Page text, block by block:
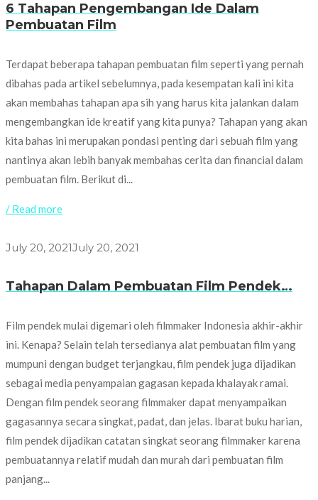
6 Tahapan Pengembangan Ide Dalam
Pembuatan Film
Terdapat beberapa tahapan pembuatan film seperti yang pernah
dibahas pada artikel sebelumnya, pada kesempatan kali ini kita
akan membahas tahapan apa sih yang harus kita jalankan dalam
mengembangkan ide kreatif yang kita punya? Tahapan yang akan
kita bahas ini merupakan pondasi penting dari sebuah film yang
nantinya akan lebih banyak membahas cerita dan financial dalam
pembuatan film. Berikut di...
/ Read more
July 20, 2021July 20, 2021
Tahapan Dalam Pembuatan Film Pendek…
Film pendek mulai digemari oleh filmmaker Indonesia akhir-akhir
ini. Kenapa? Selain telah tersedianya alat pembuatan film yang
mumpuni dengan budget terjangkau, film pendek juga dijadikan
sebagai media penyampaian gagasan kepada khalayak ramai.
Dengan film pendek seorang filmmaker dapat menyampaikan
gagasannya secara singkat, padat, dan jelas. Ibarat buku harian,
film pendek dijadikan catatan singkat seorang filmmaker karena
pembuatannya relatif mudah dan murah dari pembuatan film
panjang...